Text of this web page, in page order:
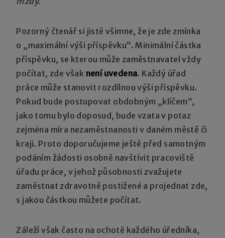
Pozorný čtenář si jistě všimne, že je zde zmínka
o „maximální výši příspěvku“. Minimální částka
příspěvku, se kterou může zaměstnavatel vždy
počítat, zde však není uvedena. Každý úřad
práce může stanovit rozdílnou výši příspěvku.
Pokud bude postupovat obdobným „klíčem“,
jako tomu bylo doposud, bude vzata v potaz
zejména míra nezaměstnanosti v daném městě či
kraji. Proto doporučujeme ještě před samotným
podáním žádosti osobně navštívit pracoviště
úřadu práce, v jehož působnosti zvažujete
zaměstnat zdravotně postižené a projednat zde,
s jakou částkou můžete počítat.
Záleží však často na ochotě každého úředníka,